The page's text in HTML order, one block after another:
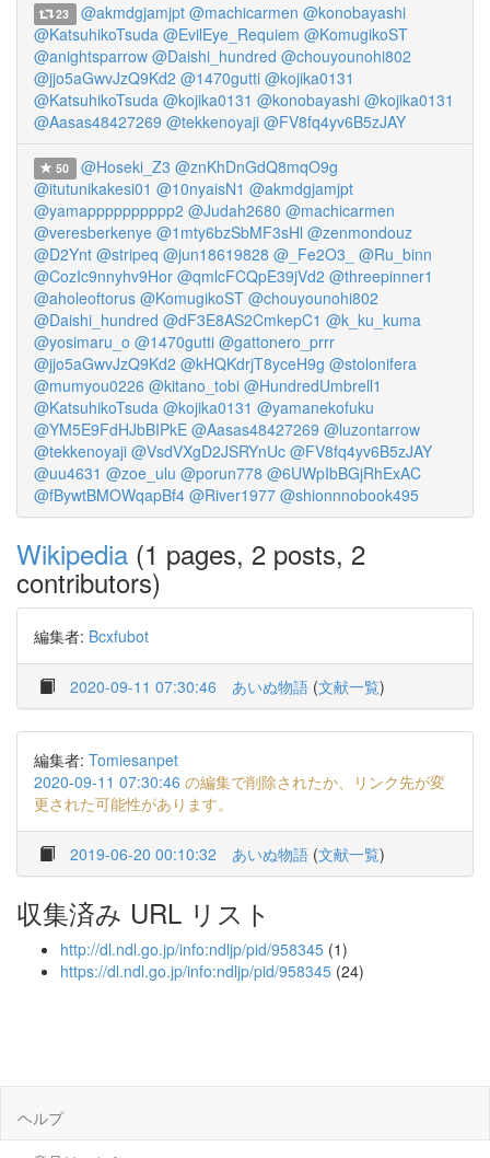
23 @akmdgjamjpt @machicarmen @konobayashi
@KatsuhikoTsuda @EvilEye_Requiem @KomugikoST
@anightsparrow @Daishi_hundred @chouyounohi802
@jjo5aGwvJzQ9Kd2 @1470gutti @kojika0131
@KatsuhikoTsuda @kojika0131 @konobayashi @kojika0131
@Aasas48427269 @tekkenoyaji @FV8fq4yv6B5zJAY
50 @Hoseki_Z3 @znKhDnGdQ8mqO9g
@itutunikakesi01 @10nyaisN1 @akmdgjamjpt
@yamapppppppppp2 @Judah2680 @machicarmen
@veresberkenye @1mty6bzSbMF3sHl @zenmondouz
@D2Ynt @stripeq @jun18619828 @_Fe2O3_
@Ru_binn
@CozIc9nnyhv9Hor @qmlcFCQpE39jVd2 @threepinner1
@aholeoftorus @KomugikoST @chouyounohi802
@Daishi_hundred @dF3E8AS2CmkepC1 @k_ku_kuma
@yosimaru_o @1470gutti @gattonero_prrr
@jjo5aGwvJzQ9Kd2 @kHQKdrjT8yceH9g @stolonifera
@mumyou0226 @kitano_tobi @HundredUmbrell1
@KatsuhikoTsuda @kojika0131 @yamanekofuku
@YM5E9FdHJbBIPkE @Aasas48427269 @luzontarrow
@tekkenoyaji @VsdVXgD2JSRYnUc @FV8fq4yv6B5zJAY
@uu4631 @zoe_ulu @porun778 @6UWpIbBGjRhExAC
@fBywtBMOWqapBf4 @River1977 @shionnnobook495
Wikipedia (1 pages, 2 posts, 2
contributors)
編集者: Bcxfubot
2020-09-11 07:30:46 あいぬ物語 (文献一覧)
編集者: Tomiesanpet
2020-09-11 07:30:46 の編集で削除されたか、リンク先が変
更された可能性があります。
2019-06-20 00:10:32 あいぬ物語 (文献一覧)
収集済み URL リスト
http://dl.ndl.go.jp/info:ndljp/pid/958345 (1)
https://dl.ndl.go.jp/info:ndljp/pid/958345 (24)
ヘルプ